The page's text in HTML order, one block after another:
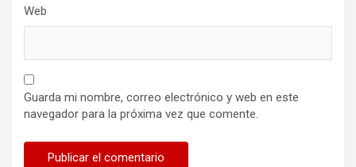
Web
Guarda mi nombre, correo electrónico y web en este
navegador para la próxima vez que comente.